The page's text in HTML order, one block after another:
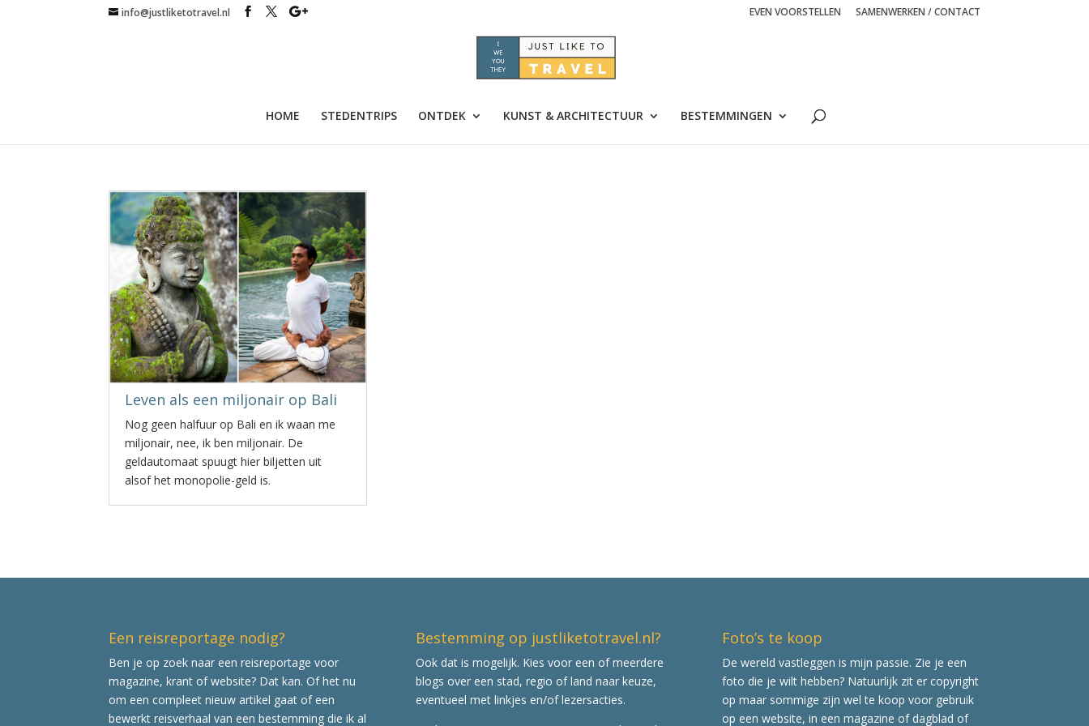
info@justliketotravel.nl EVEN VOORSTELLEN SAMENWERKEN / CONTACT
HOME STEDENTRIPS ONTDEK KUNST & ARCHITECTUUR BESTEMMINGEN
Leven als een miljonair op Bali
Nog geen halfuur op Bali en ik waan me
miljonair, nee, ik ben miljonair. De
geldautomaat spuugt hier biljetten uit
alsof het monopolie-geld is.
Een reisreportage nodig?
Ben je op zoek naar een reisreportage voor
magazine, krant of website? Dat kan. Of het nu
om een compleet nieuw artikel gaat of een
bewerkt reisverhaal van een bestemming die ik al
Bestemming op justliketotravel.nl?
Ook dat is mogelijk. Kies voor een of meerdere
blogs over een stad, regio of land naar keuze,
eventueel met linkjes en/of lezersacties.
Foto’s te koop
De wereld vastleggen is mijn passie. Zie je een
foto die je wilt hebben? Natuurlijk zit er copyright
op maar sommige zijn wel te koop voor gebruik
op een website, in een magazine of dagblad of